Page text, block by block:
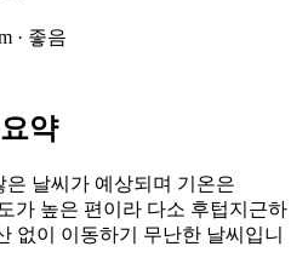
· 좋음
약
날씨가 예상되며 기온은
가 높은 편이라 다소 후텁지근하
없이 이동하기 무난한 날씨입니